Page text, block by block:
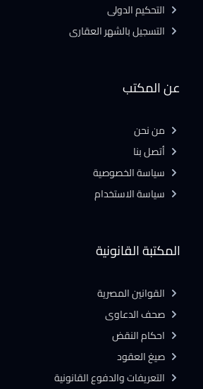
المكتبة القانونية
القوانين المصرية
صحف الدعاوى
احكام النقض
صيغ العقود
التعريفات والدفوع القانونية
عن المكتب
من نحن
أتصل بنا
سياسة الخصوصية
سياسة الاستخدام
التحكيم الدولى
التسجيل بالشهر العقارى